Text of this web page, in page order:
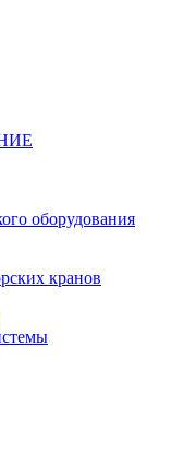
оборудования
кранов